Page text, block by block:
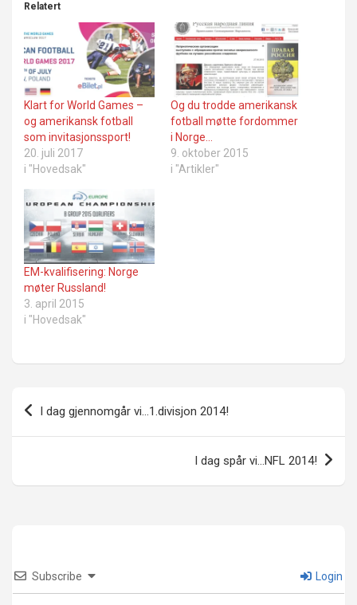
Relatert
Klart for World Games –
og amerikansk fotball
som invitasjonssport!
20. juli 2017
i "Hovedsak"
Og du trodde amerikansk
fotball møtte fordommer
i Norge…
9. oktober 2015
i "Artikler"
EM-kvalifisering: Norge
møter Russland!
3. april 2015
i "Hovedsak"
Innleggsnavigasjon
I dag gjennomgår vi…1.divisjon 2014!
I dag spår vi…NFL 2014!
Subscribe Login